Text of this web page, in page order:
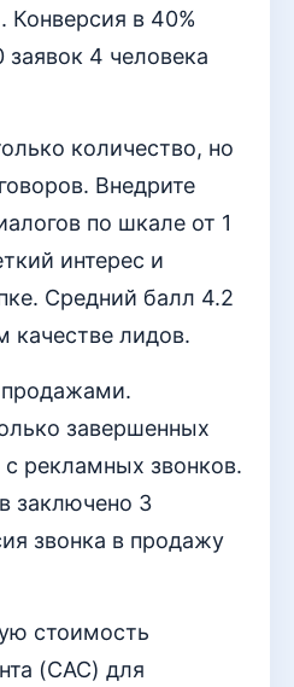
Конверсия в 40%
заявок 4 человека
количество, но
Внедрите
по шкале от 1
интерес и
Средний балл 4.2
качестве лидов.
продажами.
завершенных
рекламных звонков.
заключено 3
звонка в продажу
стоимость
(CAC) для